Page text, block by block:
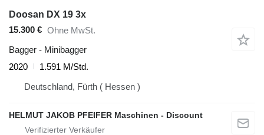
Doosan DX 19 3x
15.300 € Ohne MwSt.
Bagger - Minibagger
2020
1.591 M/Std.
Deutschland, Fürth ( Hessen )
HELMUT JAKOB PFEIFER Maschinen - Discount